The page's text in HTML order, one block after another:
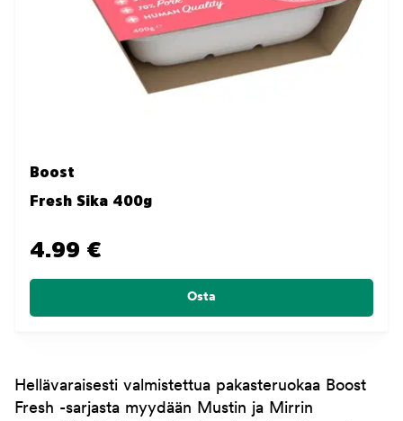
Boost
Fresh Sika 400g
4.99 €
Osta
Hellävaraisesti valmistettua pakasteruokaa Boost
Fresh -sarjasta myydään Mustin ja Mirrin